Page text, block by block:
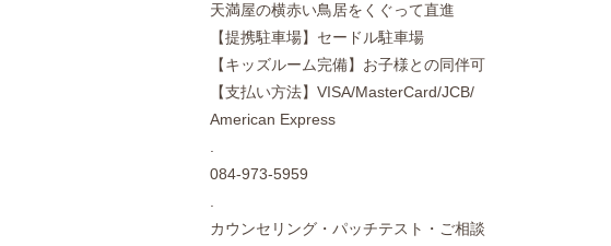
天満屋の横赤い鳥居をくぐって直進
【提携駐車場】セードル駐車場
【キッズルーム完備】お子様との同伴可
【支払い方法】VISA/MasterCard/JCB/
American Express
084-973-5959
カウンセリング・パッチテスト・ご相談